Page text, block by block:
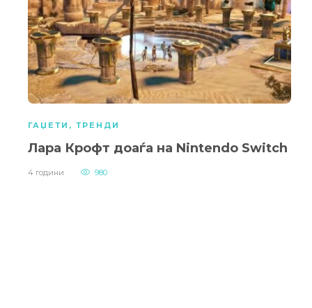
ГАЏЕТИ , ТРЕНДИ
Лара Крофт доаѓа на Nintendo Switch
4 години 980